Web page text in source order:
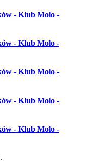
- Klub Molo -
- Klub Molo -
- Klub Molo -
- Klub Molo -
- Klub Molo -